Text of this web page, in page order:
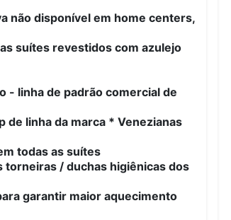
não disponível em home centers,
suítes revestidos com azulejo
- linha de padrão comercial de
de linha da marca * Venezianas
todas as suítes
torneiras / duchas higiênicas dos
garantir maior aquecimento